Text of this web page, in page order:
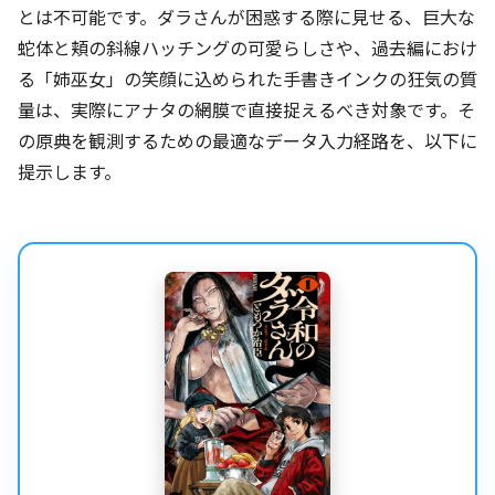
とは不可能です。ダラさんが困惑する際に見せる、巨大な
蛇体と頬の斜線ハッチングの可愛らしさや、過去編におけ
る「姉巫女」の笑顔に込められた手書きインクの狂気の質
量は、実際にアナタの網膜で直接捉えるべき対象です。そ
の原典を観測するための最適なデータ入力経路を、以下に
提示します。